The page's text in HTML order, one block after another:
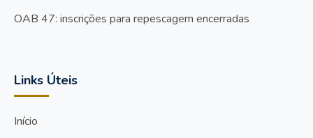
OAB 47: inscrições para repescagem encerradas
Links Úteis
Início